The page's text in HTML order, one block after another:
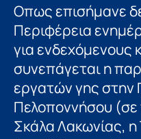
Οπως επισήμανε
Περιφέρεια
για ενδεχόμενους
συνεπάγεται η
εργατών γης στην
Πελοποννήσου
Σκάλα Λακωνίας, η